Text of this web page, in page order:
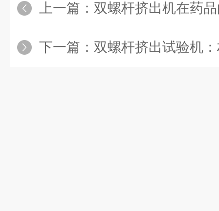
上一篇： 双螺杆挤出机在药
下一篇： 双螺杆挤出试验机：材